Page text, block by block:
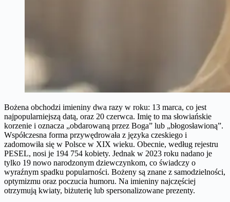
Bożena obchodzi imieniny dwa razy w roku: 13 marca, co jest
najpopularniejszą datą, oraz 20 czerwca. Imię to ma słowiańskie
korzenie i oznacza „obdarowaną przez Boga” lub „błogosławioną”.
Współczesna forma przywędrowała z języka czeskiego i
zadomowiła się w Polsce w XIX wieku. Obecnie, według rejestru
PESEL, nosi je 194 754 kobiety. Jednak w 2023 roku nadano je
tylko 19 nowo narodzonym dziewczynkom, co świadczy o
wyraźnym spadku popularności. Bożeny są znane z samodzielności,
optymizmu oraz poczucia humoru. Na imieniny najczęściej
otrzymują kwiaty, biżuterię lub spersonalizowane prezenty.